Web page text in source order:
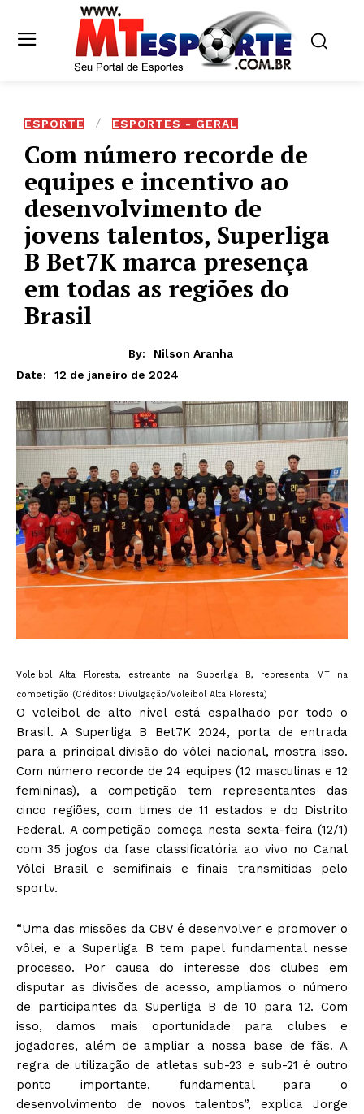
ESPORTE ESPORTES - GERAL
Com número recorde de
equipes e incentivo ao
desenvolvimento de
jovens talentos, Superliga
B Bet7K marca presença
em todas as regiões do
Brasil
By:
Nilson Aranha
Date:
12 de janeiro de 2024
Voleibol Alta Floresta, estreante na Superliga B, representa MT na
competição (Créditos: Divulgação/Voleibol Alta Floresta)
O voleibol de alto nível está espalhado por todo o
Brasil. A Superliga B Bet7K 2024, porta de entrada
para a principal divisão do vôlei nacional, mostra isso.
Com número recorde de 24 equipes (12 masculinas e 12
femininas), a competição tem representantes das
cinco regiões, com times de 11 estados e do Distrito
Federal. A competição começa nesta sexta-feira (12/1)
com 35 jogos da fase classificatória ao vivo no Canal
Vôlei Brasil e semifinais e finais transmitidas pelo
sportv.
“Uma das missões da CBV é desenvolver e promover o
vôlei, e a Superliga B tem papel fundamental nesse
processo. Por causa do interesse dos clubes em
disputar as divisões de acesso, ampliamos o número
de participantes da Superliga B de 10 para 12. Com
isso, damos mais oportunidade para clubes e
jogadores, além de ampliar a nossa base de fãs. A
regra de utilização de atletas sub-23 e sub-21 é outro
ponto importante, fundamental para o
desenvolvimento de novos talentos”, explica Jorge